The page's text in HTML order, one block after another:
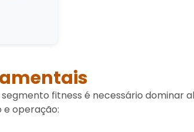
fitness é necessário dominar
operação: